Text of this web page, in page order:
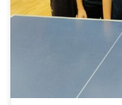
Benjamins. Leïa termine
tableau Benjamins 2.
pour le coaching et